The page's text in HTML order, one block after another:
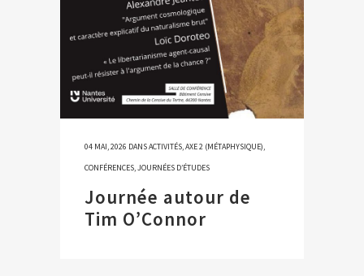
04 MAI, 2026 DANSACTIVITÉS,AXE 2 (MÉTAPHYSIQUE),
CONFÉRENCES,JOURNÉES D’ÉTUDES
Journée autour de
Tim O’Connor